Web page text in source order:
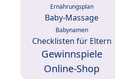
Ernährungsplan
Baby-Massage
Babynamen
Checklisten für Eltern
Gewinnspiele
Online-Shop